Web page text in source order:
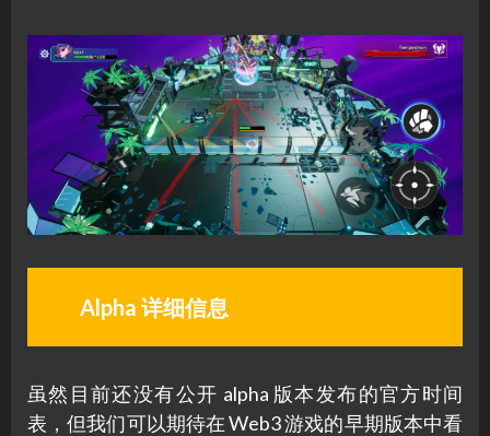
Alpha 详细信息
虽然目前还没有公开 alpha 版本发布的官方时间
表，但我们可以期待在 Web3 游戏的早期版本中看